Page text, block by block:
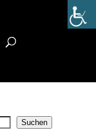
Suchen